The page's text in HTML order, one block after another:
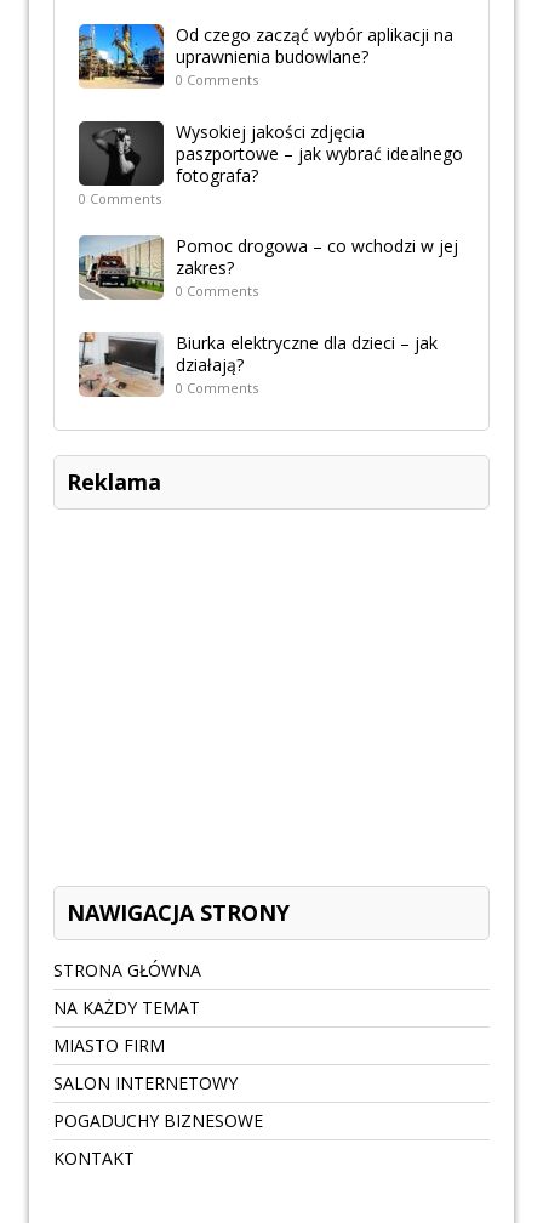
Od czego zacząć wybór aplikacji na
uprawnienia budowlane?
0 Comments
Wysokiej jakości zdjęcia
paszportowe – jak wybrać idealnego
fotografa?
0 Comments
Pomoc drogowa – co wchodzi w jej
zakres?
0 Comments
Biurka elektryczne dla dzieci – jak
działają?
0 Comments
Reklama
NAWIGACJA STRONY
STRONA GŁÓWNA
NA KAŻDY TEMAT
MIASTO FIRM
SALON INTERNETOWY
POGADUCHY BIZNESOWE
KONTAKT